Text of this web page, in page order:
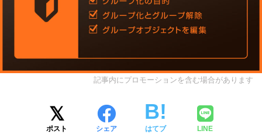
記事内にプロモーションを含む場合があります
ポスト シェア はてブ LINE